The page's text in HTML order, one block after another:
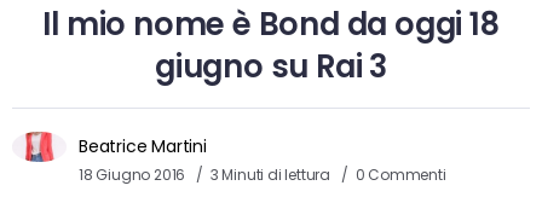
Il mio nome è Bond da oggi 18
giugno su Rai 3
Beatrice Martini
18 Giugno 2016 3 Minuti di lettura 0 Commenti